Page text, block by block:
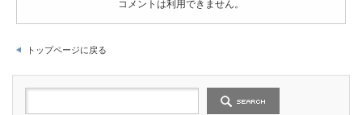
コメントは利用できません。
トップページに戻る